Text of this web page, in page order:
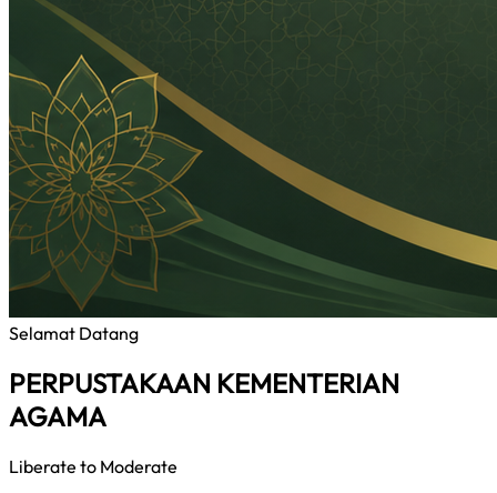
Selamat Datang
PERPUSTAKAAN KEMENTERIAN
AGAMA
Liberate to Moderate